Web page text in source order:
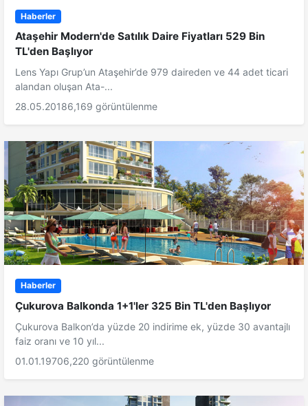
Haberler
Ataşehir Modern'de Satılık Daire Fiyatları 529 Bin
TL'den Başlıyor
Lens Yapı Grup’un Ataşehir’de 979 daireden ve 44 adet ticari
alandan oluşan Ata-...
28.05.20186,169 görüntülenme
Haberler
Çukurova Balkonda 1+1'ler 325 Bin TL'den Başlıyor
Çukurova Balkon’da yüzde 20 indirime ek, yüzde 30 avantajlı
faiz oranı ve 10 yıl...
01.01.19706,220 görüntülenme